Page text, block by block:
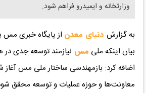
وزارتخانه و ایمیدرو فراهم شود.
به گزارش دنیای معدن از پایگاه خبری
بیان اینکه ملی مس نیازمند توسعه جدی در
اضافه کرد: بازمهندسی ساختار ملی مس آغاز
معاونت‌ها و حوزه عملیات و توسعه محقق